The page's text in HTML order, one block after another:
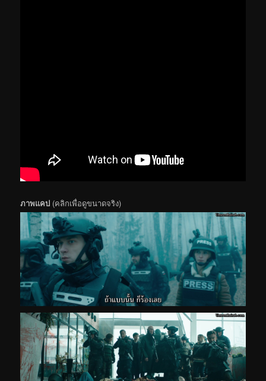
ภาพแคป (คลิกเพื่อดูขนาดจริง)